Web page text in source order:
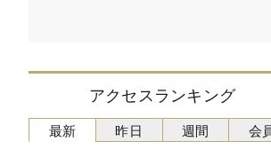
アクセスランキング
最新
昨日 週間 会